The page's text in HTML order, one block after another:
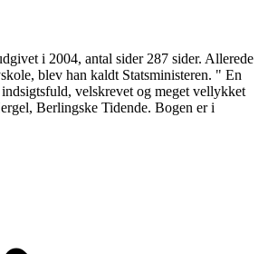
i 2004, antal sider 287 sider. Allerede
blev han kaldt Statsministeren. " En
velskrevet og meget vellykket
Berlingske Tidende. Bogen er i